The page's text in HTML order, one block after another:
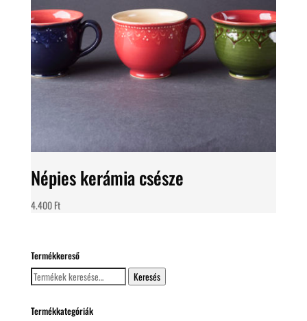
Népies kerámia csésze
4.400Ft
Termékkereső
Keresés
a
Keresés
Termékkategóriák